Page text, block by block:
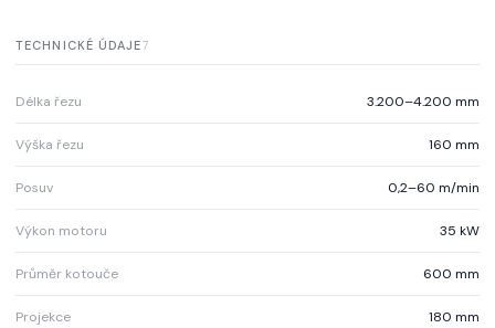
TECHNICKÉ ÚDAJE7
Délka řezu 3.200–4.200 mm
Výška řezu 160 mm
Posuv 0,2–60 m/min
Výkon motoru 35 kW
Průměr kotouče 600 mm
Projekce 180 mm